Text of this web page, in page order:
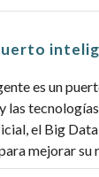
es un
las
el Big
mejorar su